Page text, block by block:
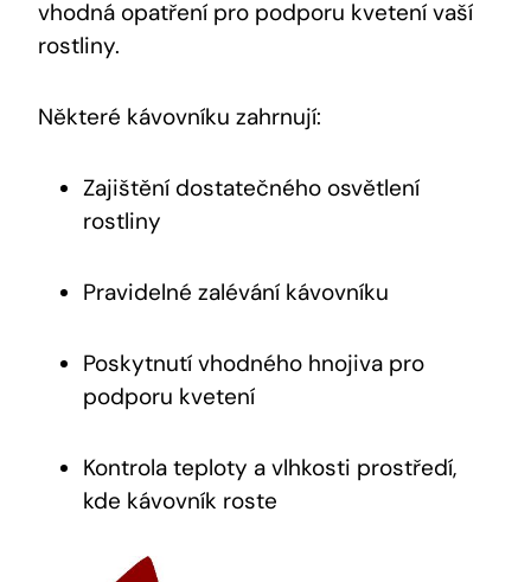
vhodná opatření pro podporu kvetení vaší
rostliny.
Některé kávovníku zahrnují:
Zajištění dostatečného osvětlení
rostliny
Pravidelné zalévání kávovníku
Poskytnutí vhodného hnojiva pro
podporu kvetení
Kontrola teploty a vlhkosti prostředí,
kde kávovník roste